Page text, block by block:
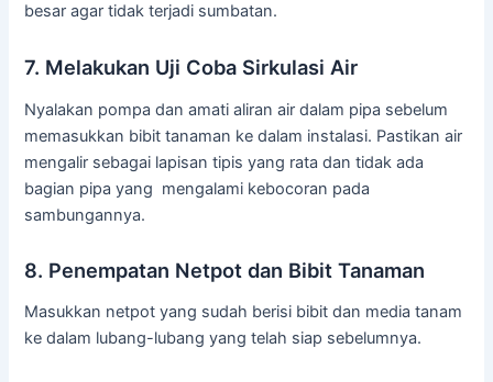
besar agar tidak terjadi sumbatan.
7. Melakukan Uji Coba Sirkulasi Air
Nyalakan pompa dan amati aliran air dalam pipa sebelum
memasukkan bibit tanaman ke dalam instalasi. Pastikan air
mengalir sebagai lapisan tipis yang rata dan tidak ada
bagian pipa yang mengalami kebocoran pada
sambungannya.
8. Penempatan Netpot dan Bibit Tanaman
Masukkan netpot yang sudah berisi bibit dan media tanam
ke dalam lubang-lubang yang telah siap sebelumnya.